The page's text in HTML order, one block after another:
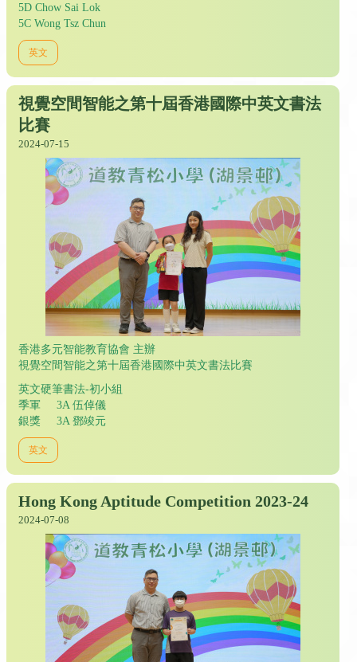
5D Chow Sai Lok
5C Wong Tsz Chun
英文
視覺空間智能之第十屆香港國際中英文書法
比賽
2024-07-15
香港多元智能教育協會 主辦
視覺空間智能之第十屆香港國際中英文書法比賽
英文硬筆書法-初小組
季軍 3A 伍倬儀
銀獎 3A 鄧竣元
英文
Hong Kong Aptitude Competition 2023-24
2024-07-08